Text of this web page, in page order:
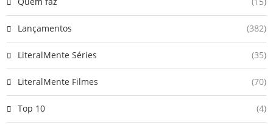
Lançamentos (382)
LiteralMente Séries (35)
LiteralMente Filmes (70)
Top 10 (4)